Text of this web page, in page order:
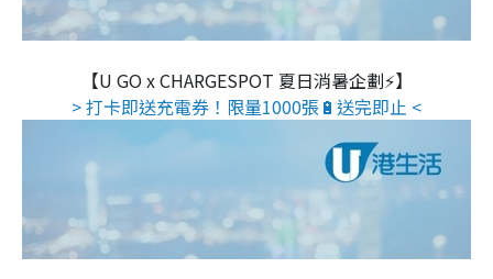
【U GO x CHARGESPOT 夏日消暑企劃⚡】
> 打卡即送充電券！限量1000張🔋送完即止 <